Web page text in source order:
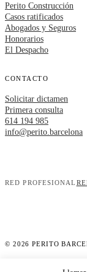
Perito Construcción
Casos ratificados
Abogados y Seguros
Honorarios
El Despacho
CONTACTO
Solicitar dictamen
Primera consulta
614 194 985
info@perito.barcelona
RED PROFESIONAL
© 2026 PERITO